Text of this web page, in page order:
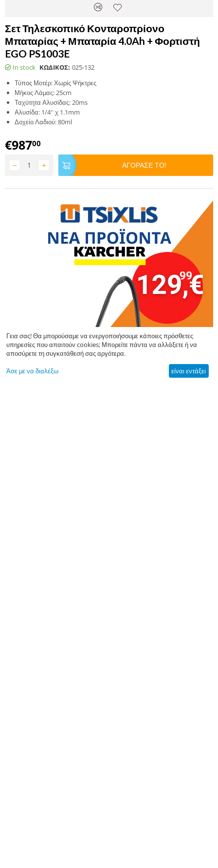
Σετ Τηλεσκοπικό Κονταροπρίονο
Μπαταρίας + Μπαταρία 4.0Ah + Φορτιστή
EGO PS1003E
In stock ΚΩΔΙΚΟΣ: 025-132
Τύπος Μοτέρ: Χωρίς Ψήκτρες
Μήκος Λάμας: 25cm
Ταχύτητα Αλυσίδας: 20ms
Αλυσίδα: 1/4'' χ 1.1mm
Δοχείο Λαδιού: 80ml
€98700
+
− ΑΓΟΡΑΣΕ ΤΟ!
Γεια σας! Θα μπορούσαμε να ενεργοποιήσουμε κάποιες πρόσθετες
υπηρεσίες που απαιτούν cookies; Μπορείτε πάντα να αλλάξετε ή να
αποσύρετε τη συγκατάθεσή σας αργότερα.
Άσε με να διαλέξω είναι εντάξει